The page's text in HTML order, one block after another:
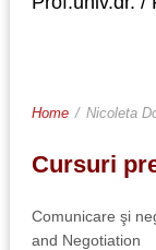
Home / Nicoleta
Cursuri
Comunicare şi
and Negotiation